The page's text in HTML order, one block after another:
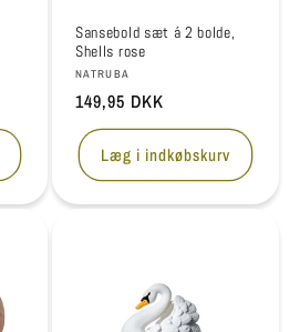
Sansebold sæt á 2 bolde,
Shells rose
Forhandler:
NATRUBA
Normalpris
149,95 DKK
Læg i indkøbskurv